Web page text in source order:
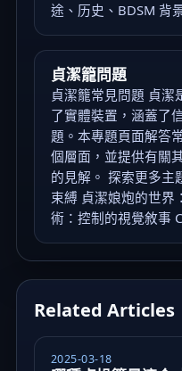
途、历史、BDSM 背
貞潔籠問題
貞潔籠常見問題 貞潔
了實體裝置，涵蓋了
題。本專題頁面解答
個層面，並提供有關
的見解。 探索更多主
束縛 貞潔娘炮的世界
術：控制的視覺敘事
Related Articles
2025-03-18